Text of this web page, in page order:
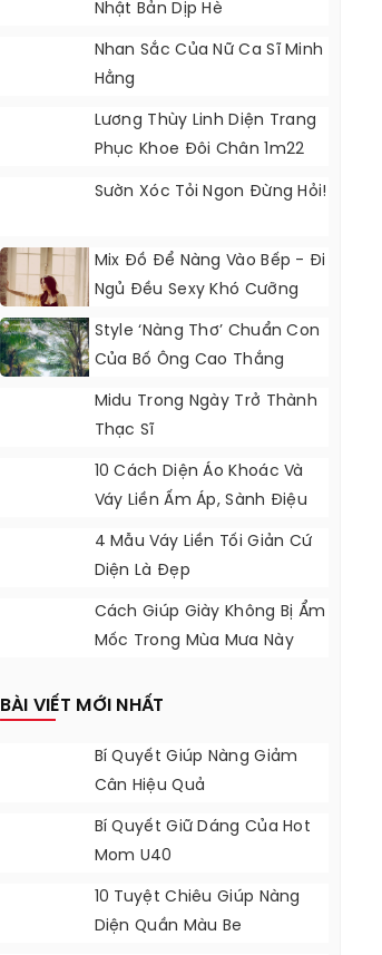
Nhật Bản Dịp Hè
Nhan Sắc Của Nữ Ca Sĩ Minh
Hằng
Lương Thùy Linh Diện Trang
Phục Khoe Đôi Chân 1m22
Sườn Xóc Tỏi Ngon Đừng Hỏi!
Mix Đồ Để Nàng Vào Bếp - Đi
Ngủ Đều Sexy Khó Cưỡng
Style ‘nàng Thơ’ Chuẩn Con
Của Bố Ông Cao Thắng
Midu Trong Ngày Trở Thành
Thạc Sĩ
10 Cách Diện Áo Khoác Và
Váy Liền Ấm Áp, Sành Điệu
Trong Mùa Đông Lạnh
4 Mẫu Váy Liền Tối Giản Cứ
Diện Là Đẹp
Cách Giúp Giày Không Bị Ẩm
Mốc Trong Mùa Mưa Này
BÀI VIẾT MỚI NHẤT
Bí Quyết Giúp Nàng Giảm
Cân Hiệu Quả
Bí Quyết Giữ Dáng Của Hot
Mom U40
10 Tuyệt Chiêu Giúp Nàng
Diện Quần Màu Be